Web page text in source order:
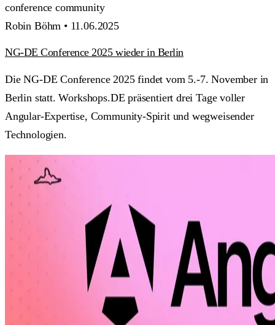
conferencecommunity
Robin Böhm • 11.06.2025
NG-DE Conference 2025 wieder in Berlin
Die NG-DE Conference 2025 findet vom 5.-7. November in
Berlin statt. Workshops.DE präsentiert drei Tage voller
Angular-Expertise, Community-Spirit und wegweisender
Technologien.